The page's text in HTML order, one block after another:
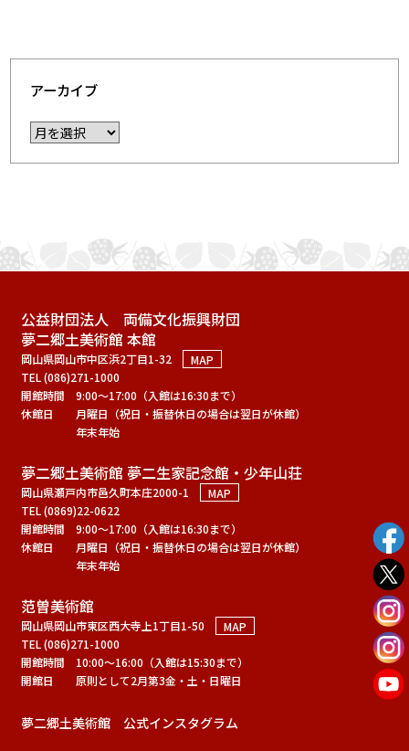
アーカイブ
公益財団法人 両備文化振興財団
夢二郷土美術館 本館
岡山県岡山市中区浜2丁目1-32
MAP
TEL (086)271-1000
開館時間
9:00～17:00（入館は16:30まで）
休館日
月曜日（祝日・振替休日の場合は翌日が休館）
年末年始
夢二郷土美術館 夢二生家記念館・少年山荘
岡山県瀬戸内市邑久町本庄2000-1
MAP
TEL (0869)22-0622
開館時間
9:00～17:00（入館は16:30まで）
休館日
月曜日（祝日・振替休日の場合は翌日が休館）
年末年始
范曽美術館
岡山県岡山市東区西大寺上1丁目1-50
MAP
TEL (086)271-1000
開館時間
10:00～16:00（入館は15:30まで）
開館日
原則として2月第3金・土・日曜日
夢二郷土美術館 公式インスタグラム